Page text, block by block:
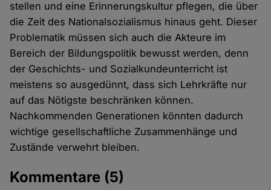
stellen und eine Erinnerungskultur pflegen, die über
die Zeit des Nationalsozialismus hinaus geht. Dieser
Problematik müssen sich auch die Akteure im
Bereich der Bildungspolitik bewusst werden, denn
der Geschichts- und Sozialkundeunterricht ist
meistens so ausgedünnt, dass sich Lehrkräfte nur
auf das Nötigste beschränken können.
Nachkommenden Generationen könnten dadurch
wichtige gesellschaftliche Zusammenhänge und
Zustände verwehrt bleiben.
Kommentare (5)